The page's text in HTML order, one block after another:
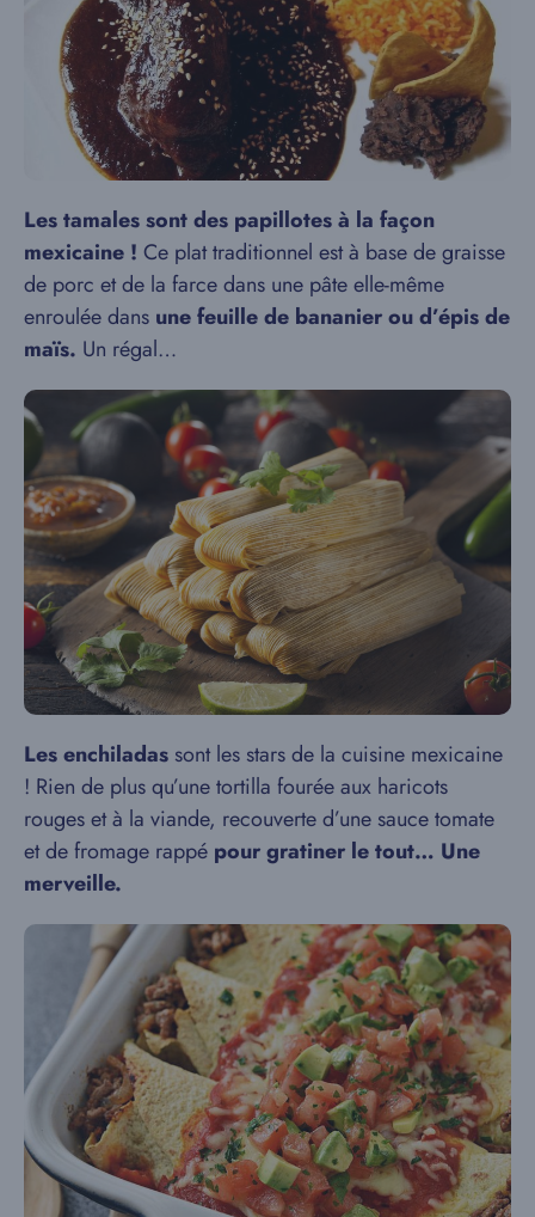
Les tamales sont des papillotes à la façon
mexicaine ! Ce plat traditionnel est à base de graisse
de porc et de la farce dans une pâte elle-même
enroulée dans une feuille de bananier ou d’épis de
maïs. Un régal…
Les enchiladas sont les stars de la cuisine mexicaine
! Rien de plus qu’une tortilla fourée aux haricots
rouges et à la viande, recouverte d’une sauce tomate
et de fromage rappé pour gratiner le tout… Une
merveille.